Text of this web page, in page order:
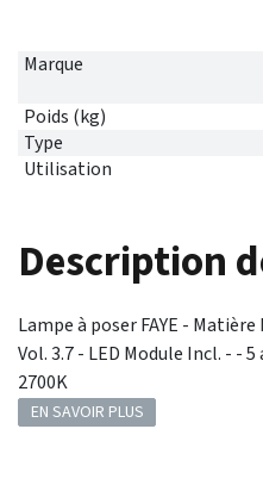
Marque
Poids (kg)
Type
Utilisation
Description
Lampe à poser FAYE -
Vol. 3.7 - LED Module Incl. - -
2700K
EN SAVOIR PLUS